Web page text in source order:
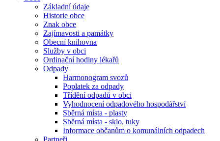
Základní údaje
Historie obce
Znak obce
Zajímavosti a památky
Obecní knihovna
Služby v obci
Ordinační hodiny lékařů
Odpady
Harmonogram svozů
Poplatek za odpady
Třídění odpadů v obci
Vyhodnocení odpadového hospodářství
Sběrná místa - plasty
Sběrná místa - sklo, tuky
Informace občanům o komunálních odpadech
Partneři